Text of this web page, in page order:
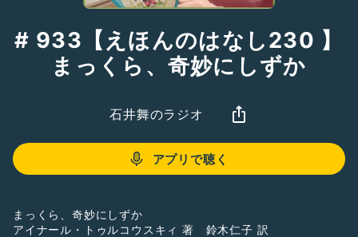
# 933【えほんのはなし230 】
まっくら、奇妙にしずか
石井舞のラジオ
アプリで聴く
まっくら、奇妙にしずか
アイナール・トゥルコウスキィ 著 鈴木仁子 訳